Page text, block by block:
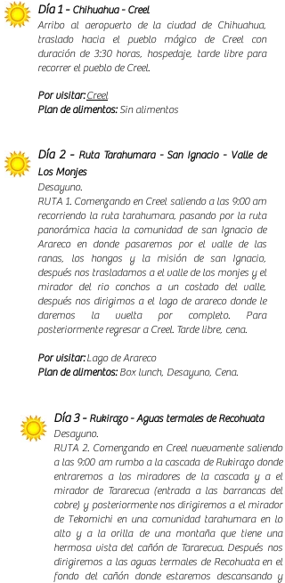
Día 1 - Chihuahua - Creel
Arribo al aeropuerto de la ciudad de Chihuahua,
traslado hacia el pueblo mágico de Creel con
duración de 3:30 horas, hospedaje, tarde libre para
recorrer el pueblo de Creel.
Por visitar: Creel​
Plan de alimentos:Sin alimentos
Día 2 - Ruta Tarahumara - San Ignacio - Valle de
Los Monjes
Desayuno.
RUTA 1. Comenzando en Creel saliendo a las 9:00 am
recorriendo la ruta tarahumara, pasando por la ruta
panorámica hacia la comunidad de san Ignacio de
Arareco en donde pasaremos por el valle de las
ranas, los hongos y la misión de san Ignacio,
después nos trasladamos a el valle de los monjes y el
mirador del rio conchos a un costado del valle,
después nos dirigimos a el lago de arareco donde le
daremos la vuelta por completo. Para
posteriormente regresar a Creel. Tarde libre, cena.
Por visitar: Lago de Arareco
Plan de alimentos:Box lunch, Desayuno, Cena.
Día 3 - Rukirazo - Aguas termales de Recohuata
Desayuno.
RUTA 2. Comenzando en Creel nuevamente saliendo
a las 9:00 am rumbo a la cascada de Rukirazo donde
entraremos a los miradores de la cascada y a el
mirador de Tararecua (entrada a las barrancas del
cobre) y posteriormente nos dirigiremos a el mirador
de Tekomichi en una comunidad tarahumara en lo
alto y a la orilla de una montaña que tiene una
hermosa vista del cañón de Tararecua. Después nos
dirigiremos a las aguas termales de Recohuata en el
fondo del cañón donde estaremos descansando y